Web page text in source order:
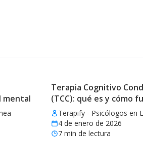
mental
Terapia Cognitivo
(TCC): qué es y cómo
Terapify - Psicólogos en
4 de enero de 2026
7min de lectura